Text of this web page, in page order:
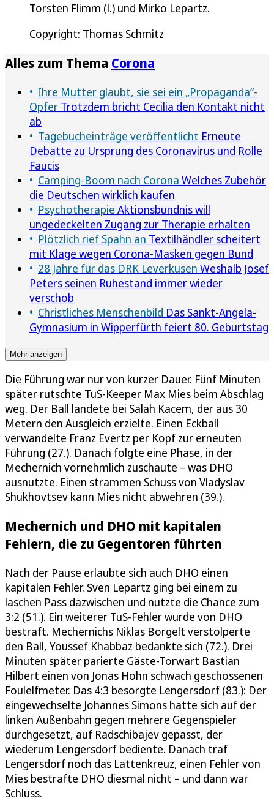
Torsten Flimm (l.) und Mirko Lepartz.
Copyright: Thomas Schmitz
Alles zum Thema Corona
Ihre Mutter glaubt, sie sei ein „Propaganda“-
Opfer Trotzdem bricht Cecilia den Kontakt nicht
ab
Tagebucheinträge veröffentlicht Erneute
Debatte zu Ursprung des Coronavirus und Rolle
Faucis
Camping-Boom nach Corona Welches Zubehör
die Deutschen wirklich kaufen
Psychotherapie Aktionsbündnis will
ungedeckelten Zugang zur Therapie erhalten
Plötzlich rief Spahn an Textilhändler scheitert
mit Klage wegen Corona-Masken gegen Bund
28 Jahre für das DRK Leverkusen Weshalb Josef
Peters seinen Ruhestand immer wieder
verschob
Christliches Menschenbild Das Sankt-Angela-
Gymnasium in Wipperfürth feiert 80. Geburtstag
Mehr anzeigen
Die Führung war nur von kurzer Dauer. Fünf Minuten
später rutschte TuS-Keeper Max Mies beim Abschlag
weg. Der Ball landete bei Salah Kacem, der aus 30
Metern den Ausgleich erzielte. Einen Eckball
verwandelte Franz Evertz per Kopf zur erneuten
Führung (27.). Danach folgte eine Phase, in der
Mechernich vornehmlich zuschaute – was DHO
ausnutzte. Einen strammen Schuss von Vladyslav
Shukhovtsev kann Mies nicht abwehren (39.).
Mechernich und DHO mit kapitalen
Fehlern, die zu Gegentoren führten
Nach der Pause erlaubte sich auch DHO einen
kapitalen Fehler. Sven Lepartz ging bei einem zu
laschen Pass dazwischen und nutzte die Chance zum
3:2 (51.). Ein weiterer TuS-Fehler wurde von DHO
bestraft. Mechernichs Niklas Borgelt verstolperte
den Ball, Youssef Khabbaz bedankte sich (72.). Drei
Minuten später parierte Gäste-Torwart Bastian
Hilbert einen von Jonas Hohn schwach geschossenen
Foulelfmeter. Das 4:3 besorgte Lengersdorf (83.): Der
eingewechselte Johannes Simons hatte sich auf der
linken Außenbahn gegen mehrere Gegenspieler
durchgesetzt, auf Radschibajev gepasst, der
wiederum Lengersdorf bediente. Danach traf
Lengersdorf noch das Lattenkreuz, einen Fehler von
Mies bestrafte DHO diesmal nicht – und dann war
Schluss.